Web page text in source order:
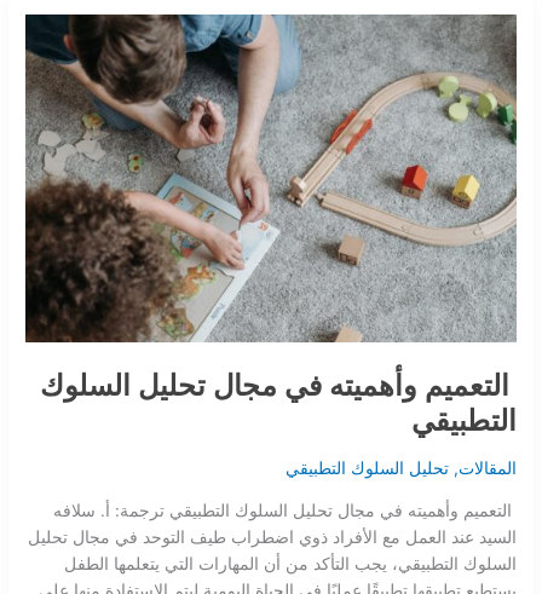
التعميم وأهميته في مجال تحليل السلوك
التطبيقي
المقالات,تحليل السلوك التطبيقي
التعميم وأهميته في مجال تحليل السلوك التطبيقي ترجمة: أ. سلافه
السيد عند العمل مع الأفراد ذوي اضطراب طيف التوحد في مجال تحليل
السلوك التطبيقي، يجب التأكد من أن المهارات التي يتعلمها الطفل
وأهميته
في
مجال
تحليل
السلوك
التطبيقي